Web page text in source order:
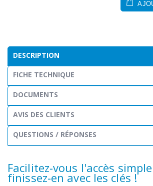
DESCRIPTION
FICHE TECHNIQUE
DOCUMENTS
AVIS DES CLIENTS
QUESTIONS / RÉPONSES
Facilitez-vous l'accès
finissez-en avec les clés !